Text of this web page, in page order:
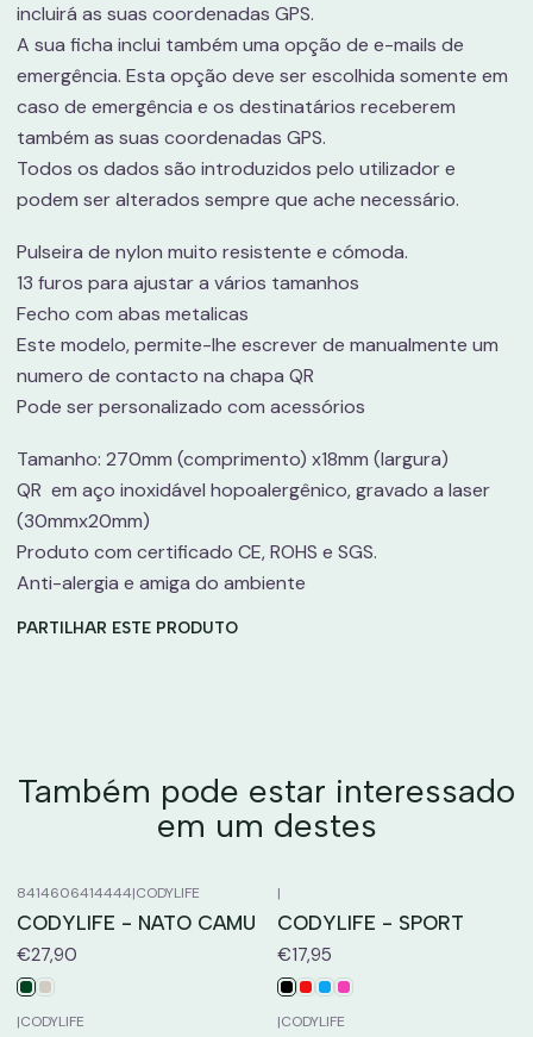
incluirá as suas coordenadas GPS.
A sua ficha inclui também uma opção de e-mails de
emergência. Esta opção deve ser escolhida somente em
caso de emergência e os destinatários receberem
também as suas coordenadas GPS.
Todos os dados são introduzidos pelo utilizador e
podem ser alterados sempre que ache necessário.
Pulseira de nylon muito resistente e cómoda.
13 furos para ajustar a vários tamanhos
Fecho com abas metalicas
Este modelo, permite-lhe escrever de manualmente um
numero de contacto na chapa QR
Pode ser personalizado com acessórios
Tamanho: 270mm (comprimento) x18mm (largura)
QR em aço inoxidável hopoalergênico, gravado a laser
(30mmx20mm)
Produto com certificado CE, ROHS e SGS.
Anti-alergia e amiga do ambiente
PARTILHAR ESTE PRODUTO
Também pode estar interessado
em um destes
8414606414444|CODYLIFE
CODYLIFE - NATO CAMU
€27,90
|
CODYLIFE - SPORT
€17,95
|CODYLIFE |CODYLIFE